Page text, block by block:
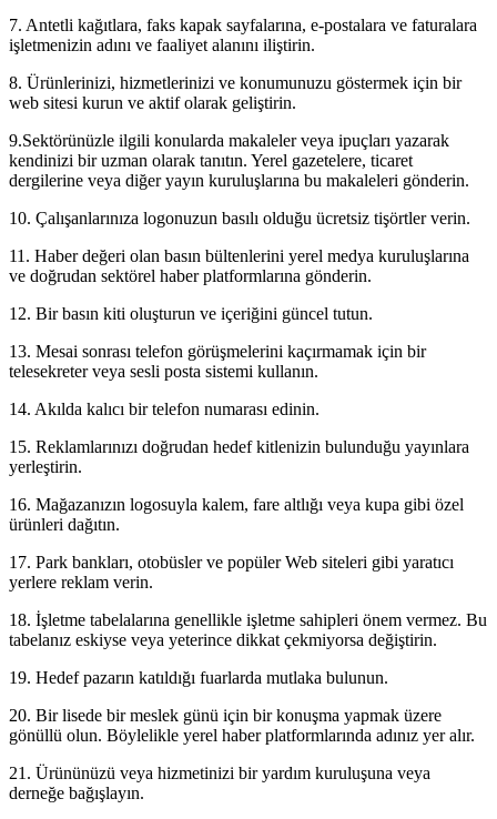
7. Antetli kağıtlara, faks kapak sayfalarına, e-postalara ve faturalara
işletmenizin adını ve faaliyet alanını iliştirin.
8. Ürünlerinizi, hizmetlerinizi ve konumunuzu göstermek için bir
web sitesi kurun ve aktif olarak geliştirin.
9.Sektörünüzle ilgili konularda makaleler veya ipuçları yazarak
kendinizi bir uzman olarak tanıtın. Yerel gazetelere, ticaret
dergilerine veya diğer yayın kuruluşlarına bu makaleleri gönderin.
10. Çalışanlarınıza logonuzun basılı olduğu ücretsiz tişörtler verin.
11. Haber değeri olan basın bültenlerini yerel medya kuruluşlarına
ve doğrudan sektörel haber platformlarına gönderin.
12. Bir basın kiti oluşturun ve içeriğini güncel tutun.
13. Mesai sonrası telefon görüşmelerini kaçırmamak için bir
telesekreter veya sesli posta sistemi kullanın.
14. Akılda kalıcı bir telefon numarası edinin.
15. Reklamlarınızı doğrudan hedef kitlenizin bulunduğu yayınlara
yerleştirin.
16. Mağazanızın logosuyla kalem, fare altlığı veya kupa gibi özel
ürünleri dağıtın.
17. Park bankları, otobüsler ve popüler Web siteleri gibi yaratıcı
yerlere reklam verin.
18. İşletme tabelalarına genellikle işletme sahipleri önem vermez. Bu
tabelanız eskiyse veya yeterince dikkat çekmiyorsa değiştirin.
19. Hedef pazarın katıldığı fuarlarda mutlaka bulunun.
20. Bir lisede bir meslek günü için bir konuşma yapmak üzere
gönüllü olun. Böylelikle yerel haber platformlarında adınız yer alır.
21. Ürününüzü veya hizmetinizi bir yardım kuruluşuna veya
derneğe bağışlayın.